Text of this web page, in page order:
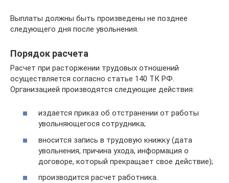
Выплаты должны быть произведены не позднее
следующего дня после увольнения.
Порядок расчета
Расчет при расторжении трудовых отношений
осуществляется согласно статье 140 ТК РФ.
Организацией производятся следующие действия:
издается приказ об отстранении от работы
увольняющегося сотрудника;
вносится запись в трудовую книжку (дата
увольнения, причина ухода, информация о
договоре, который прекращает свое действие);
производится расчет работника.